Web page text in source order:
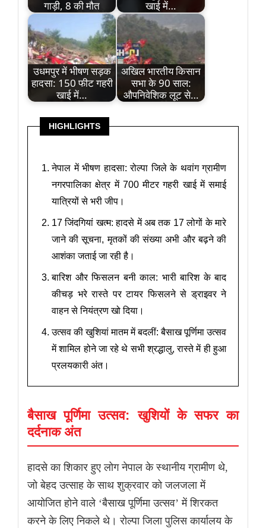
गाड़ी, 8 की मौत
खाई में…
उधमपुर में भीषण सड़क
हादसा: 150 फीट गहरी
खाई में…
अखिल भारतीय किसान
सभा के 90 साल:
औपनिवेशिक लूट से…
HIGHLIGHTS
नेपाल में भीषण हादसा: रोल्पा जिले के थवांग ग्रामीण
नगरपालिका क्षेत्र में 700 मीटर गहरी खाई में समाई
यात्रियों से भरी जीप।
17 जिंदगियां खत्म: हादसे में अब तक 17 लोगों के मारे
जाने की सूचना, मृतकों की संख्या अभी और बढ़ने की
आशंका जताई जा रही है।
बारिश और फिसलन बनी काल: भारी बारिश के बाद
कीचड़ भरे रास्ते पर टायर फिसलने से ड्राइवर ने
वाहन से नियंत्रण खो दिया।
उत्सव की खुशियां मातम में बदलीं: बैसाख पूर्णिमा उत्सव
में शामिल होने जा रहे थे सभी श्रद्धालु, रास्ते में ही हुआ
प्रलयकारी अंत।
बैसाख पूर्णिमा उत्सव: खुशियों के सफर का
दर्दनाक अंत
हादसे का शिकार हुए लोग नेपाल के स्थानीय ग्रामीण थे,
जो बेहद उत्साह के साथ शुक्रवार को जलजला में
आयोजित होने वाले ‘बैसाख पूर्णिमा उत्सव’ में शिरकत
करने के लिए निकले थे। रोल्पा जिला पुलिस कार्यालय के